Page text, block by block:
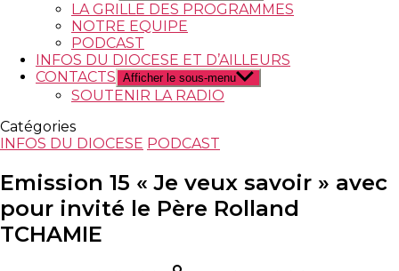
LA GRILLE DES PROGRAMMES
NOTRE EQUIPE
PODCAST
INFOS DU DIOCESE ET D’AILLEURS
CONTACTS Afficher le sous-menu
SOUTENIR LA RADIO
Catégories
INFOS DU DIOCESE PODCAST
Emission 15 « Je veux savoir » avec
pour invité le Père Rolland
TCHAMIE